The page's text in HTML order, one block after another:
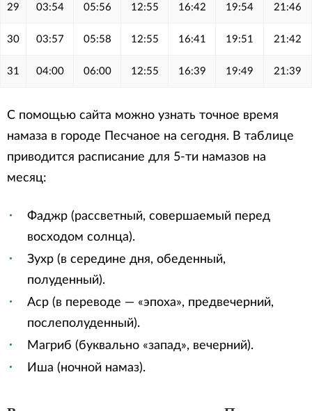
29 03:54 05:56 12:55 16:42 19:54 21:46
30 03:57 05:58 12:55 16:41 19:51 21:42
31 04:00 06:00 12:55 16:39 19:49 21:39
С помощью сайта можно узнать точное время
намаза в городе Песчаное на сегодня. В таблице
приводится расписание для 5-ти намазов на
месяц:
Фаджр (рассветный, совершаемый перед
восходом солнца).
Зухр (в середине дня, обеденный,
полуденный).
Аср (в переводе — «эпоха», предвечерний,
послеполуденный).
Магриб (буквально «запад», вечерний).
Иша (ночной намаз).